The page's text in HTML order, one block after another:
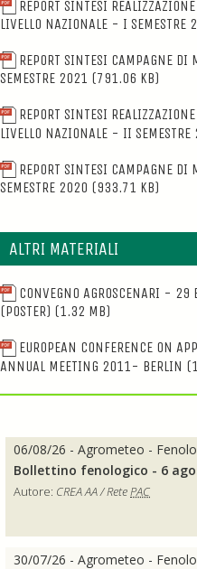
REPORT SINTESI
LIVELLO NAZIONALE - I SEMESTRE
REPORT SINTESI CAMPAGNE DI
SEMESTRE 2021 (791.06 KB)
REPORT SINTESI
LIVELLO NAZIONALE - II
REPORT SINTESI CAMPAGNE DI
SEMESTRE 2020 (933.71 KB)
ALTRI MATERIALI
CONVEGNO AGROSCENARI -
(POSTER) (1.32 MB)
EUROPEAN CONFERENCE ON
ANNUAL MEETING 2011- BERLIN
06/08/26 - Agrometeo -
Bollettino fenologico - 6
Autore: CREA AA / Rete PAC
30/07/26 - Agrometeo -